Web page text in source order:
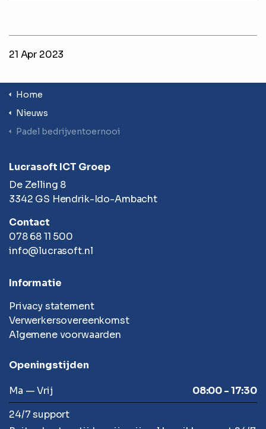
21 Apr 2023
Home
Nieuws
Padel bedrijventoernooi
Lucrasoft ICT Groep
De Zelling 8
3342 GS Hendrik-Ido-Ambacht
Contact
078 68 11 500
info@lucrasoft.nl
Informatie
Privacy statement
Verwerkersovereenkomst
Algemene voorwaarden
Openingstijden
Ma — Vrij
08:00 - 17:30
24/7 support